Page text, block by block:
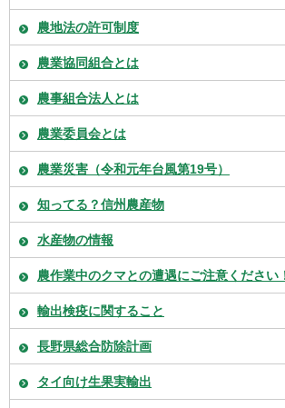
農地法の許可制度
農業協同組合とは
農事組合法人とは
農業委員会とは
農業災害（令和元年台風第19号）
知ってる？信州農産物
水産物の情報
農作業中のクマとの遭遇にご注意ください
輸出検疫に関すること
長野県総合防除計画
タイ向け生果実輸出